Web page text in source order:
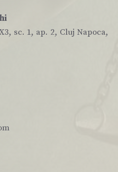
sc. 1, ap. 2, Cluj Napoca,